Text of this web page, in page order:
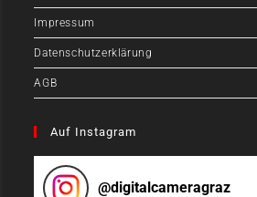
Impressum
Datenschutzerklärung
AGB
Auf Instagram
@digitalcameragraz